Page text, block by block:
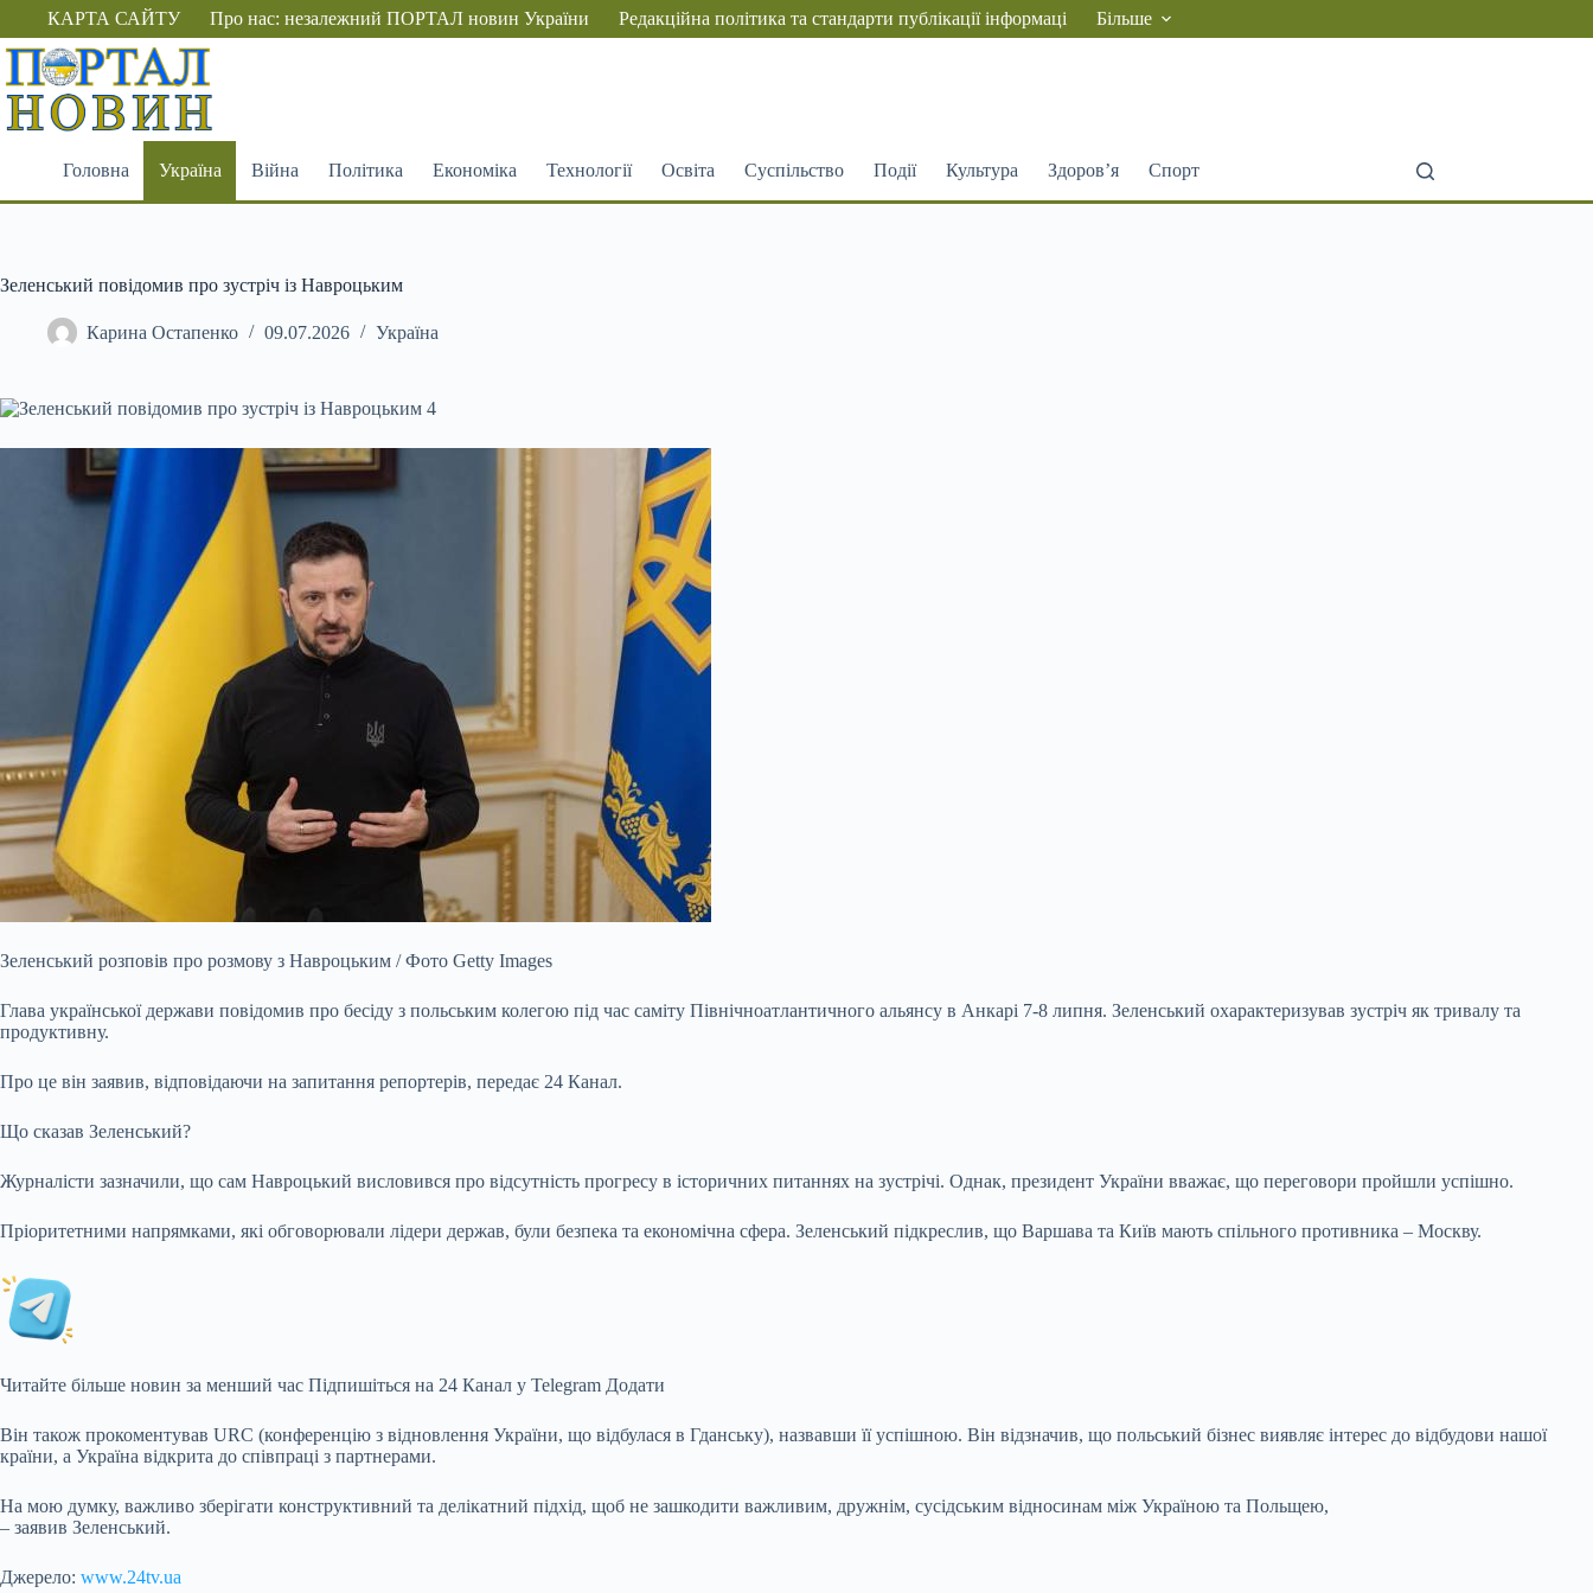
Перейти
вмісту
КАРТА САЙТУ Про нас: незалежний ПОРТАЛ новин України Редакційна політика та стандарти публікації інформаці Більше
Головна Україна Війна Політика Економіка Технології Освіта Суспільство Події Культура Здоров’я Спорт
Зеленський повідомив про зустріч із Навроцьким
Карина Остапенко 09.07.2026 Україна
Зеленський розповів про розмову з Навроцьким / Фото Getty Images
Глава української держави повідомив про бесіду з польським колегою під час саміту Північноатлантичного альянсу в Анкарі 7-8 липня. Зеленський охарактеризував зустріч як тривалу та
продуктивну.
Про це він заявив, відповідаючи на запитання репортерів, передає 24 Канал.
Що сказав Зеленський?
Журналісти зазначили, що сам Навроцький висловився про відсутність прогресу в історичних питаннях на зустрічі. Однак, президент України вважає, що переговори пройшли успішно.
Пріоритетними напрямками, які обговорювали лідери держав, були безпека та економічна сфера. Зеленський підкреслив, що Варшава та Київ мають спільного противника – Москву.
Читайте більше новин за менший час Підпишіться на 24 Канал у Telegram Додати
Він також прокоментував URC (конференцію з відновлення України, що відбулася в Гданську), назвавши її успішною. Він відзначив, що польський бізнес виявляє інтерес до відбудови нашої
країни, а Україна відкрита до співпраці з партнерами.
На мою думку, важливо зберігати конструктивний та делікатний підхід, щоб не зашкодити важливим, дружнім, сусідським відносинам між Україною та Польщею,
– заявив Зеленський.
Джерело: www.24tv.ua